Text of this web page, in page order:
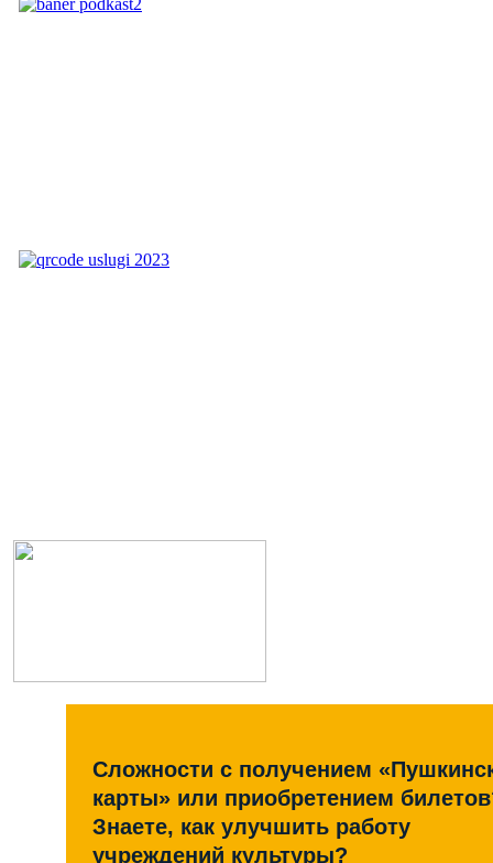
Сложности с получением
карты» или приобретением
Знаете, как улучшить работу
учреждений культуры?